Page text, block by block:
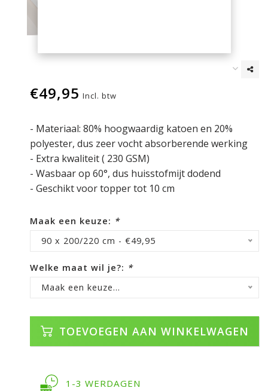
€49,95 Incl. btw
- Materiaal: 80% hoogwaardig katoen en 20%
polyester, dus zeer vocht absorberende werking
- Extra kwaliteit ( 230 GSM)
- Wasbaar op 60°, dus huisstofmijt dodend
- Geschikt voor topper tot 10 cm
Maak een keuze: *
90 x 200/220 cm - €49,95
Welke maat wil je?: *
Maak een keuze...
TOEVOEGEN AAN WINKELWAGEN
1-3 WERDAGEN